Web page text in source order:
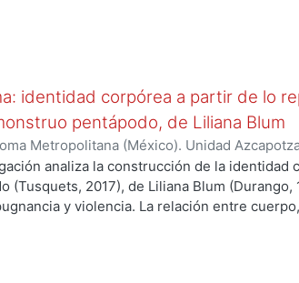
identidad corpórea a partir de lo
pentápodo, de Liliana Blum
Metropolitana (México). Unidad
,2023-11)Paredes Crespo, Omar
analiza la construcción de la identidad
(Tusquets, 2017), de Liliana Blum (Durango,
y violencia. La relación entre